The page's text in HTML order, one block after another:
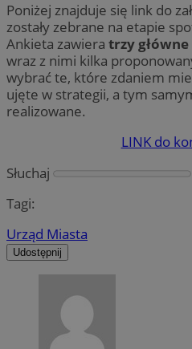
Poniżej znajduje się link do
zostały zebrane na etapie
Ankieta zawiera trzy
wraz z nimi kilka
wybrać te, które zdaniem
ujęte w strategii, a tym
realizowane.
LINK do
Słuchaj
Tagi:
Urząd Miasta
Udostępnij